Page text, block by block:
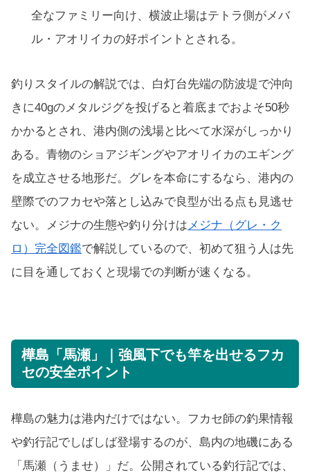
全なファミリー向け、横波止場はテトラ側がメバ
ル・アオリイカの好ポイントとされる。
釣りスタイルの解説では、白灯台先端の防波堤で沖向
きに40gのメタルジグを投げると着底までおよそ50秒
かかるとされ、港内側の浅場と比べて水深がしっかり
ある。青物のショアジギングやアオリイカのエギング
を成立させる地形だ。グレを本命にするなら、港内の
壁際でのフカセや落とし込みで良型が出る点も見逃せ
ない。メジナの生態や釣り分けはメジナ（グレ・ク
ロ）完全図鑑で解説しているので、初めて狙う人は先
に目を通しておくと現場での判断が速くなる。
樺島「馬瀬」｜強風下でも竿を出せるフカ
セの安全ポイント
樺島の魅力は港内だけではない。フカセ師の釣果情報
や釣行記でしばしば登場するのが、島内の地磯にある
「馬瀬（うませ）」だ。公開されている釣行記では、